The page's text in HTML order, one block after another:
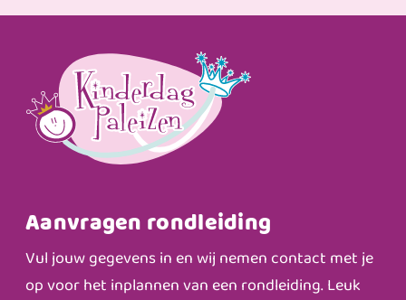
Aanvragen rondleiding
Vul jouw gegevens in en wij nemen contact met je
op voor het inplannen van een rondleiding. Leuk